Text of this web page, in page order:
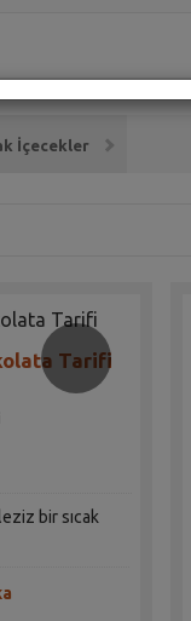
İçecekler
Tarifi
bir sıcak